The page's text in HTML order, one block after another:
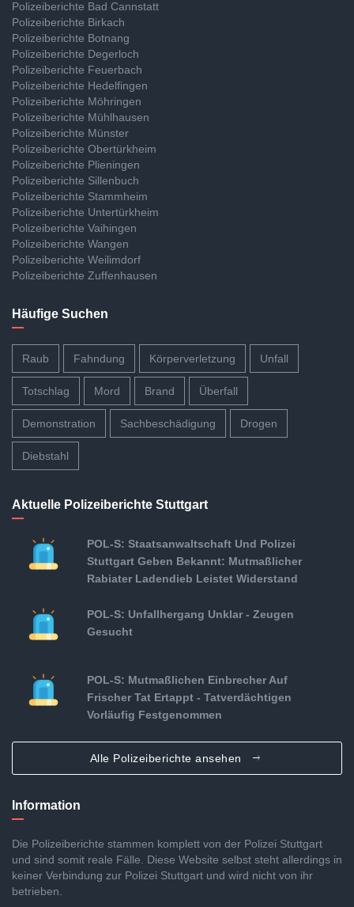
Polizeiberichte Bad Cannstatt
Polizeiberichte Birkach
Polizeiberichte Botnang
Polizeiberichte Degerloch
Polizeiberichte Feuerbach
Polizeiberichte Hedelfingen
Polizeiberichte Möhringen
Polizeiberichte Mühlhausen
Polizeiberichte Münster
Polizeiberichte Obertürkheim
Polizeiberichte Plieningen
Polizeiberichte Sillenbuch
Polizeiberichte Stammheim
Polizeiberichte Untertürkheim
Polizeiberichte Vaihingen
Polizeiberichte Wangen
Polizeiberichte Weilimdorf
Polizeiberichte Zuffenhausen
Häufige Suchen
Raub Fahndung Körperverletzung Unfall
Totschlag Mord Brand Überfall
Demonstration Sachbeschädigung Drogen
Diebstahl
Aktuelle Polizeiberichte Stuttgart
POL-S: Staatsanwaltschaft Und Polizei
Stuttgart Geben Bekannt: Mutmaßlicher
Rabiater Ladendieb Leistet Widerstand
POL-S: Unfallhergang Unklar - Zeugen
Gesucht
POL-S: Mutmaßlichen Einbrecher Auf
Frischer Tat Ertappt - Tatverdächtigen
Vorläufig Festgenommen
Alle Polizeiberichte ansehen
Information
Die Polizeiberichte stammen komplett von der Polizei Stuttgart
und sind somit reale Fälle. Diese Website selbst steht allerdings in
keiner Verbindung zur Polizei Stuttgart und wird nicht von ihr
betrieben.